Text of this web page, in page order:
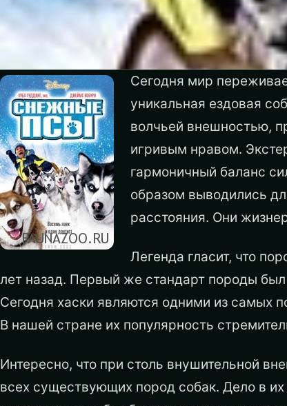
Сегодня мир
уникальная ездовая
волчьей внешностью,
игривым нравом.
гармоничный баланс
образом выводились
расстояния. Они
Легенда гласит, что
лет назад. Первый же стандарт породы
Сегодня хаски являются одними из самых
В нашей стране их популярность
Интересно, что при столь внушительной
всех существующих пород собак. Дело в